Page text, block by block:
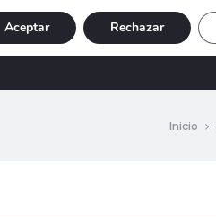
EXCLUSIVE OFERTAS
Inicio
Aceptar Rechazar